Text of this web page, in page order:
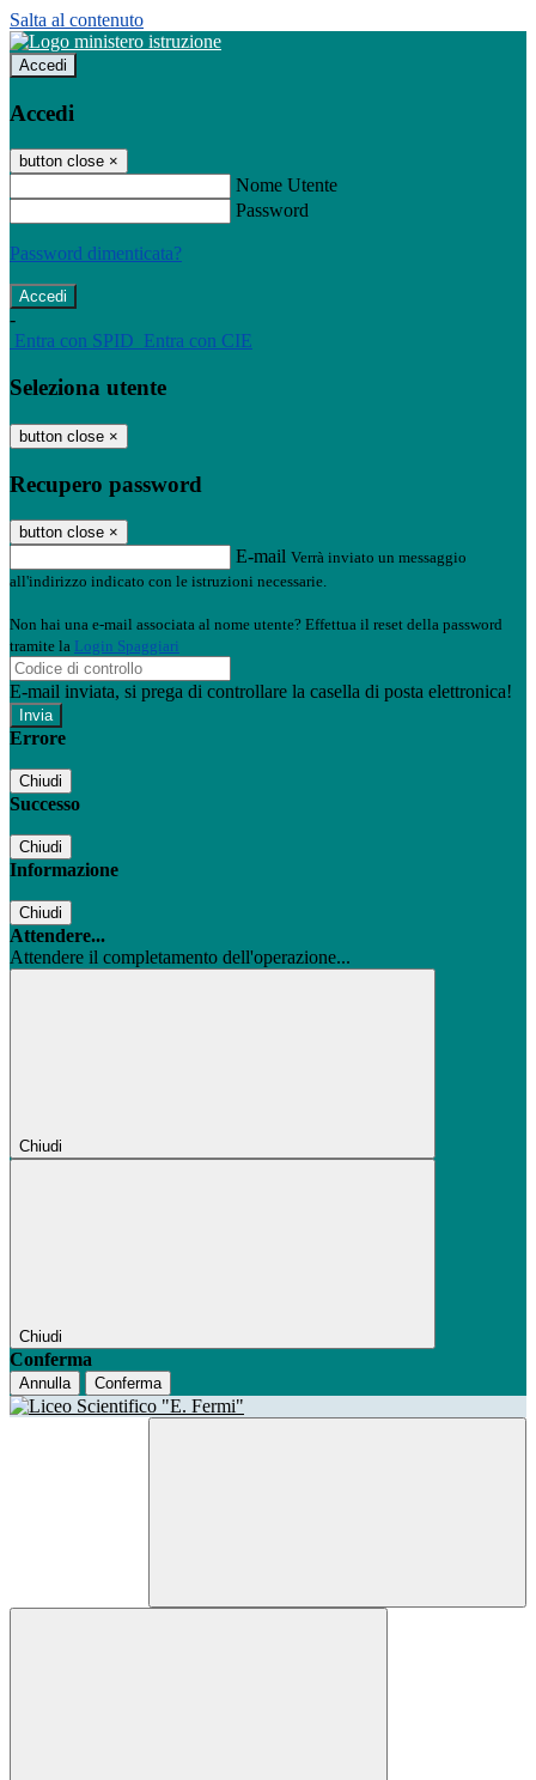
Salta al contenuto
Accedi
Accedi
button close ×
Nome Utente
Password
Password dimenticata?
-
Entra con SPID Entra con CIE
Seleziona utente
button close ×
Recupero password
button close ×
E-mail Verrà inviato un messaggio
all'indirizzo indicato con le istruzioni necessarie.
Non hai una e-mail associata al nome utente? Effettua il reset della password
tramite la Login Spaggiari
E-mail inviata, si prega di controllare la casella di posta elettronica!
Errore
Chiudi
Successo
Chiudi
Informazione
Chiudi
Attendere...
Attendere il completamento dell'operazione...
Chiudi
Chiudi
Conferma
Annulla Conferma